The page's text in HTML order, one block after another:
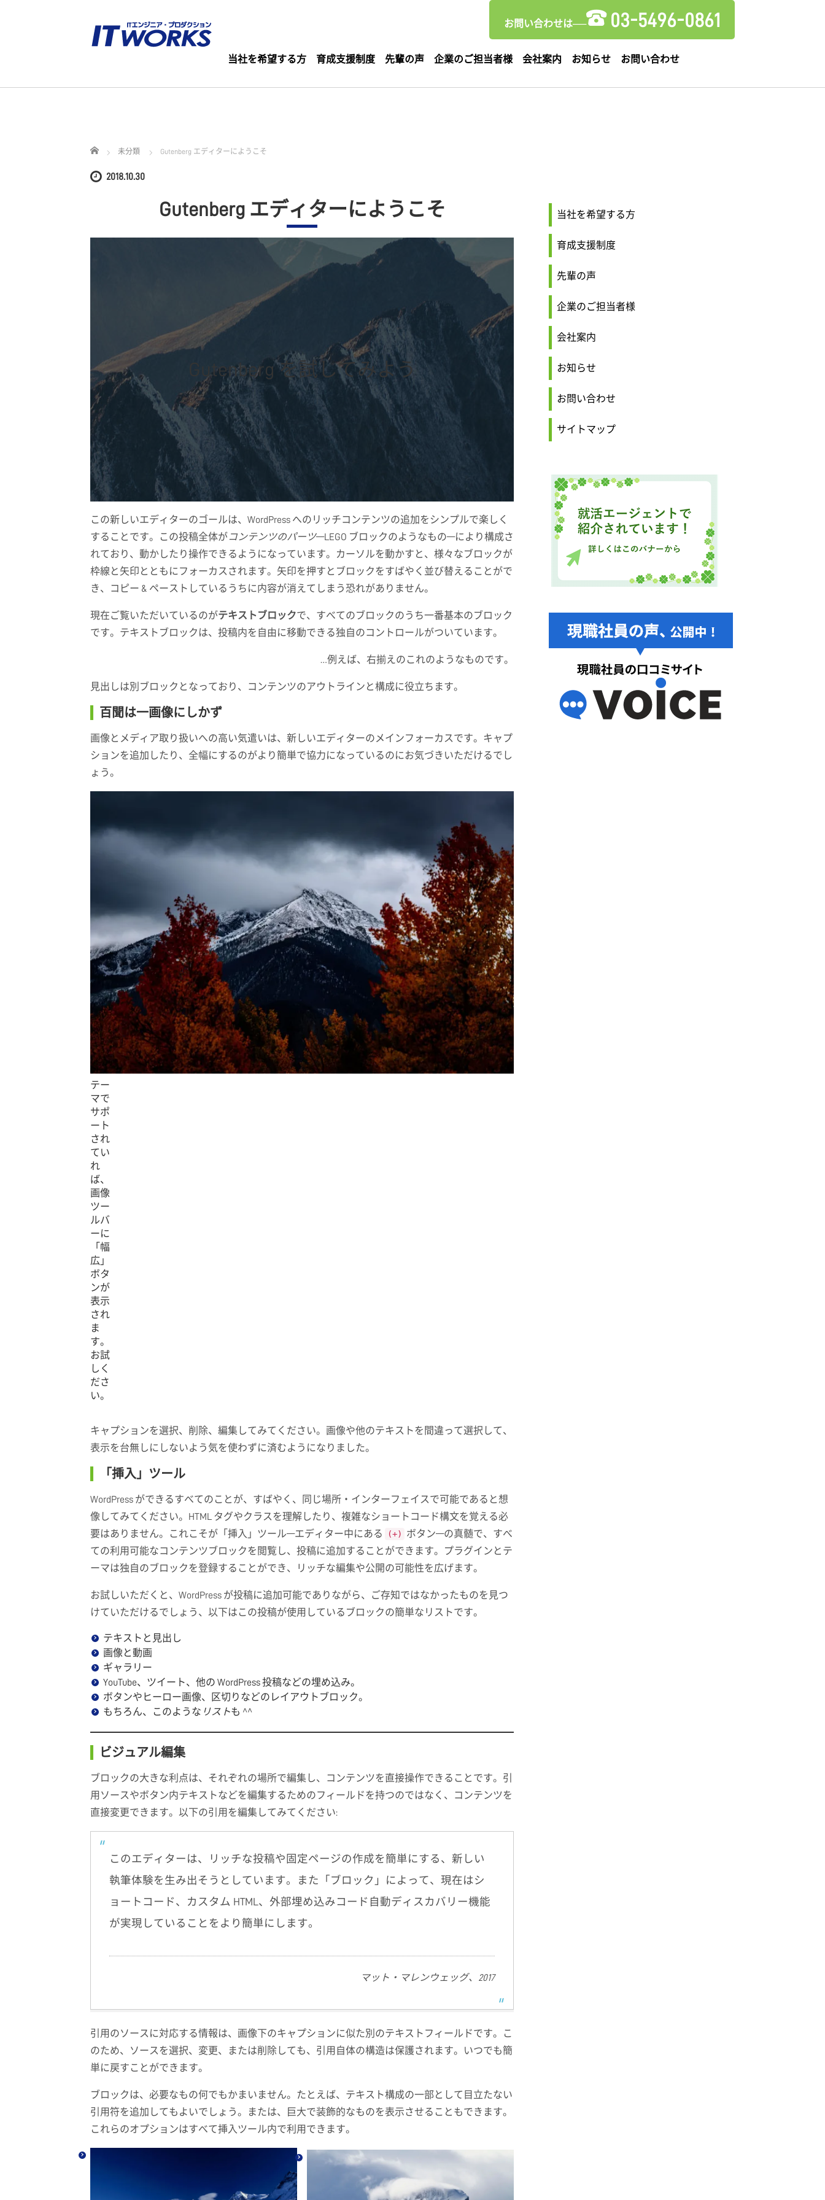
お問い合わせは── 03-5496-0861
当社を希望する方 育成支援制度 先輩の声 企業のご担当者様 会社案内 お知らせ お問い合わせ
ホーム 未分類 Gutenberg エディターにようこそ
2018.10.30
Gutenberg エディターにようこそ
Gutenberg を試してみよう
この新しいエディターのゴールは、WordPress へのリッチコンテンツの追加をシンプルで楽しく
することです。この投稿全体がコンテンツのパーツ—LEGO ブロックのようなもの—により構成さ
れており、動かしたり操作できるようになっています。カーソルを動かすと、様々なブロックが
枠線と矢印とともにフォーカスされます。矢印を押すとブロックをすばやく並び替えることがで
き、コピー & ペーストしているうちに内容が消えてしまう恐れがありません。
現在ご覧いただいているのがテキストブロックで、すべてのブロックのうち一番基本のブロック
です。テキストブロックは、投稿内を自由に移動できる独自のコントロールがついています。
…例えば、右揃えのこれのようなものです。
見出しは別ブロックとなっており、コンテンツのアウトラインと構成に役立ちます。
百聞は一画像にしかず
画像とメディア取り扱いへの高い気遣いは、新しいエディターのメインフォーカスです。キャプ
ションを追加したり、全幅にするのがより簡単で協力になっているのにお気づきいただけるでし
ょう。
テー
マで
サポ
ート
され
てい
れ
ば、
画像
ツー
ルバ
ーに
「幅
広」
ボタ
ンが
表示
され
ま
す。
お試
しく
ださ
い。
キャプションを選択、削除、編集してみてください。画像や他のテキストを間違って選択して、
表示を台無しにしないよう気を使わずに済むようになりました。
「挿入」ツール
WordPress ができるすべてのことが、すばやく、同じ場所・インターフェイスで可能であると想
像してみてください。HTML タグやクラスを理解したり、複雑なショートコード構文を覚える必
要はありません。これこそが「挿入」ツール—エディター中にある
(+)
ボタン—の真髄で、すべ
ての利用可能なコンテンツブロックを閲覧し、投稿に追加することができます。プラグインとテ
ーマは独自のブロックを登録することができ、リッチな編集や公開の可能性を広げます。
お試しいただくと、WordPress が投稿に追加可能でありながら、ご存知ではなかったものを見つ
けていただけるでしょう、以下はこの投稿が使用しているブロックの簡単なリストです。
テキストと見出し
画像と動画
ギャラリー
YouTube、ツイート、他の WordPress 投稿などの埋め込み。
ボタンやヒーロー画像、区切りなどのレイアウトブロック。
もちろん、このような リストも ^^
ビジュアル編集
ブロックの大きな利点は、それぞれの場所で編集し、コンテンツを直接操作できることです。引
用ソースやボタン内テキストなどを編集するためのフィールドを持つのではなく、コンテンツを
直接変更できます。以下の引用を編集してみてください:
このエディターは、リッチな投稿や固定ページの作成を簡単にする、新しい
執筆体験を生み出そうとしています。また「ブロック」によって、現在はシ
ョートコード、カスタム HTML、外部埋め込みコード自動ディスカバリー機能
が実現していることをより簡単にします。
マット・マレンウェッグ、2017
引用の​​ソースに対応する情報は、画像下のキャプションに似た別のテキストフィールドです。こ
のため、ソースを選択、変更、または削除しても、引用自体の​​構造は保護されます。いつでも簡
単に戻すことができます。
ブロックは、必要なもの何でもかまいません。たとえば、テキスト構成の一部として目立たない
引用符を追加してもよいでしょう。または、巨大で装飾的なものを表示させることもできます。
これらのオプションはすべて挿入ツール内で利用できます。
当社を希望する方
育成支援制度
先輩の声
企業のご担当者様
会社案内
お知らせ
お問い合わせ
サイトマップ